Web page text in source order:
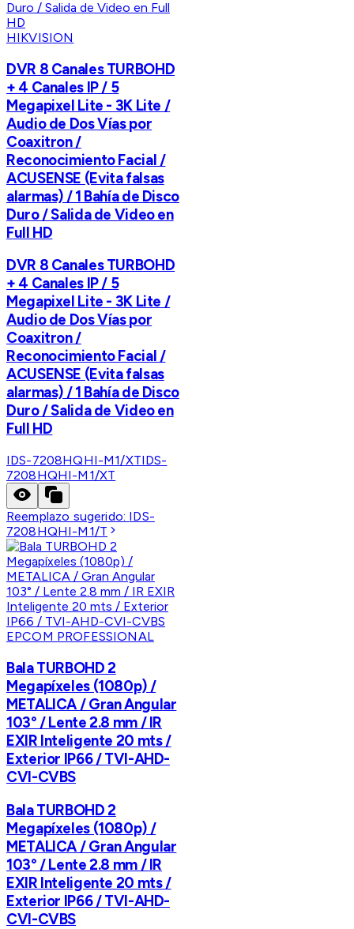
HIKVISION
DVR 8 Canales TURBOHD
+ 4 Canales IP / 5
Megapixel Lite - 3K Lite /
Audio de Dos Vías por
Coaxitron /
Reconocimiento Facial /
ACUSENSE (Evita falsas
alarmas) / 1 Bahía de Disco
Duro / Salida de Video en
Full HD
DVR 8 Canales TURBOHD
+ 4 Canales IP / 5
Megapixel Lite - 3K Lite /
Audio de Dos Vías por
Coaxitron /
Reconocimiento Facial /
ACUSENSE (Evita falsas
alarmas) / 1 Bahía de Disco
Duro / Salida de Video en
Full HD
IDS-7208HQHI-M1/XTIDS-
7208HQHI-M1/XT
Reemplazo sugerido: IDS-
7208HQHI-M1/T
EPCOM PROFESSIONAL
Bala TURBOHD 2
Megapíxeles (1080p) /
METALICA / Gran Angular
103° / Lente 2.8 mm / IR
EXIR Inteligente 20 mts /
Exterior IP66 / TVI-AHD-
CVI-CVBS
Bala TURBOHD 2
Megapíxeles (1080p) /
METALICA / Gran Angular
103° / Lente 2.8 mm / IR
EXIR Inteligente 20 mts /
Exterior IP66 / TVI-AHD-
CVI-CVBS